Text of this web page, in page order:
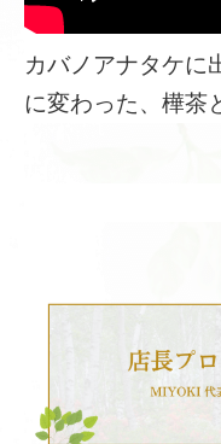
カバノアナタケに
に変わった、樺茶